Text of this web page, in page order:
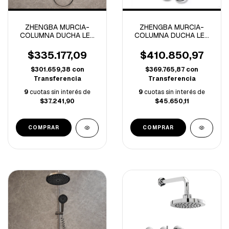
ZHENGBA MURCIA-
COLUMNA DUCHA LED
AJUSTABLE GREY-
4150B-
$335.177,09
$301.659,38 con
Transferencia
9cuotas sin interés de
$37.241,90
ZHENGBA MURCIA-
COLUMNA DUCHA LED
GREY-4131-
$410.850,97
$369.765,87 con
Transferencia
9cuotas sin interés de
$45.650,11